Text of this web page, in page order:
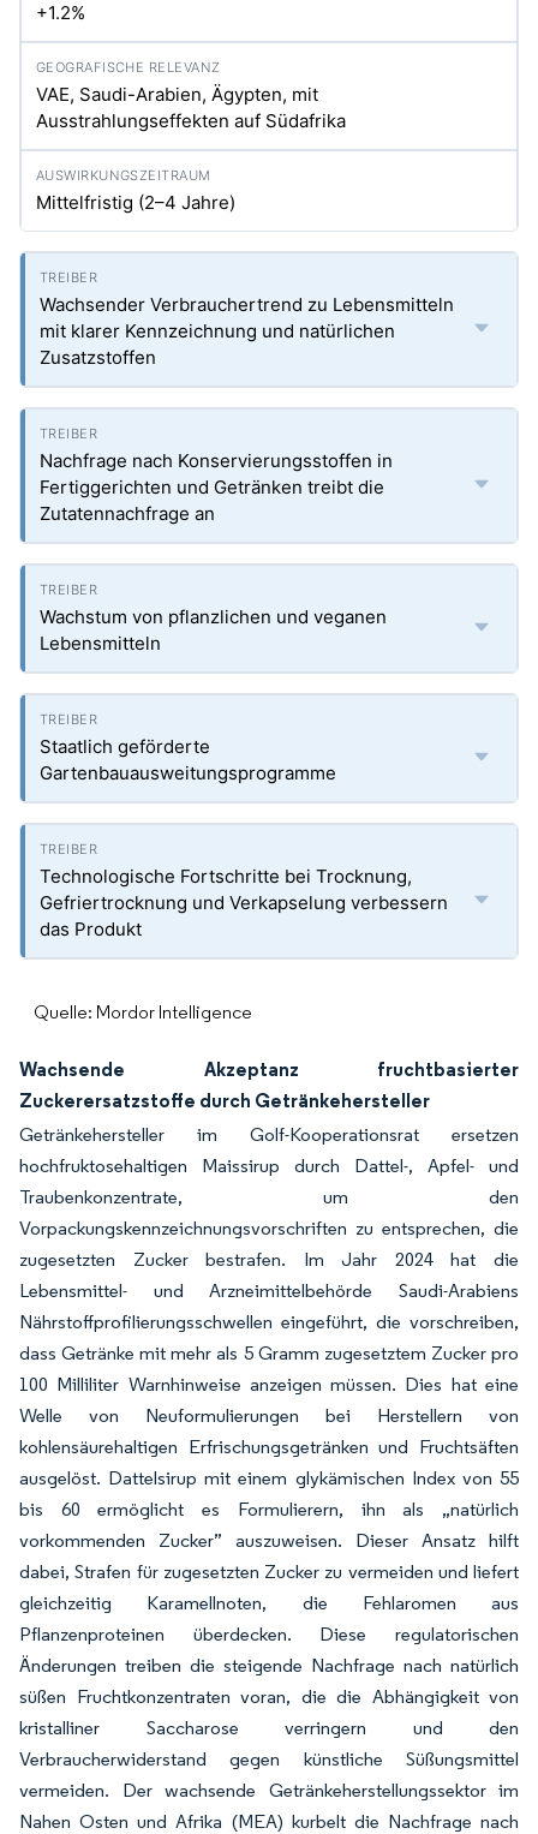
+1.2%
VAE, Saudi-Arabien, Ägypten, mit
Ausstrahlungseffekten auf Südafrika
Mittelfristig (2–4 Jahre)
Wachsender Verbrauchertrend zu Lebensmitteln
mit klarer Kennzeichnung und natürlichen
Zusatzstoffen
Nachfrage nach Konservierungsstoffen in
Fertiggerichten und Getränken treibt die
Zutatennachfrage an
Wachstum von pflanzlichen und veganen
Lebensmitteln
Staatlich geförderte
Gartenbauausweitungsprogramme
Technologische Fortschritte bei Trocknung,
Gefriertrocknung und Verkapselung verbessern
das Produkt
Quelle: Mordor Intelligence
Wachsende Akzeptanz fruchtbasierter
Zuckerersatzstoffe durch Getränkehersteller
Getränkehersteller im Golf-Kooperationsrat ersetzen
hochfruktosehaltigen Maissirup durch Dattel-, Apfel- und
Traubenkonzentrate, um den
Vorpackungskennzeichnungsvorschriften zu entsprechen, die
zugesetzten Zucker bestrafen. Im Jahr 2024 hat die
Lebensmittel- und Arzneimittelbehörde Saudi-Arabiens
Nährstoffprofilierungsschwellen eingeführt, die vorschreiben,
dass Getränke mit mehr als 5 Gramm zugesetztem Zucker pro
100 Milliliter Warnhinweise anzeigen müssen. Dies hat eine
Welle von Neuformulierungen bei Herstellern von
kohlensäurehaltigen Erfrischungsgetränken und Fruchtsäften
ausgelöst. Dattelsirup mit einem glykämischen Index von 55
bis 60 ermöglicht es Formulierern, ihn als „natürlich
vorkommenden Zucker” auszuweisen. Dieser Ansatz hilft
dabei, Strafen für zugesetzten Zucker zu vermeiden und liefert
gleichzeitig Karamellnoten, die Fehlaromen aus
Pflanzenproteinen überdecken. Diese regulatorischen
Änderungen treiben die steigende Nachfrage nach natürlich
süßen Fruchtkonzentraten voran, die die Abhängigkeit von
kristalliner Saccharose verringern und den
Verbraucherwiderstand gegen künstliche Süßungsmittel
vermeiden. Der wachsende Getränkeherstellungssektor im
Nahen Osten und Afrika (MEA) kurbelt die Nachfrage nach